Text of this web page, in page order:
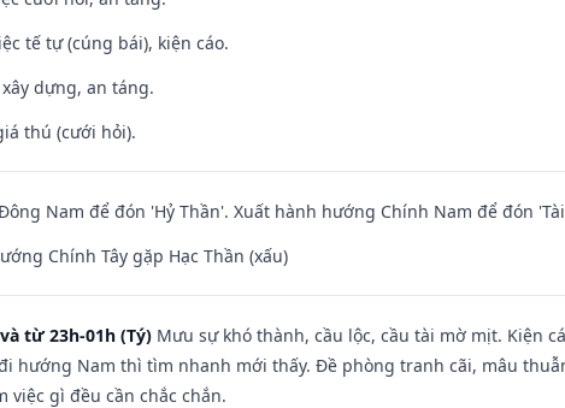
tế tự (cúng bái), kiện cáo.
dựng, an táng.
thú (cưới hỏi).
Nam để đón 'Hỷ Thần'. Xuất hành hướng Chính Nam để đón
Chính Tây gặp Hạc Thần (xấu)
từ 23h-01h (Tý) Mưu sự khó thành, cầu lộc, cầu tài mờ mịt. Kiện
hướng Nam thì tìm nhanh mới thấy. Đề phòng tranh cãi, mâu
việc gì đều cần chắc chắn.